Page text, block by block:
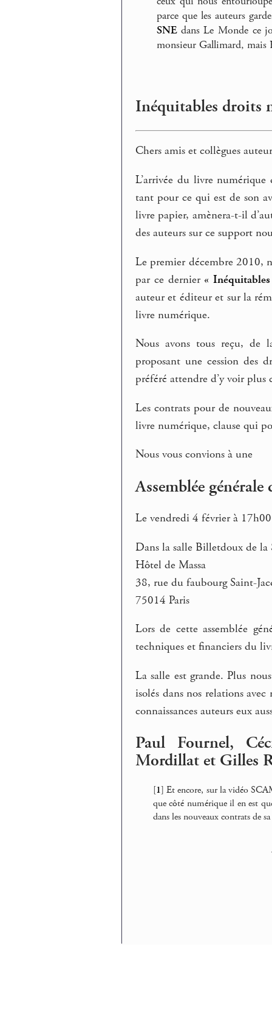
parce que les auteurs
SNEdans Le Monde ce
monsieur Gallimard, mais
Inéquitables droits
Chers amis et collègues
L’arrivée du livre
tant pour ce qui est de son
livre papier, amènera-t-il
des auteurs sur ce support
Le premier décembre 2010,
par ce dernier «
auteur et éditeur et sur la
livre numérique.
Nous avons tous reçu, de
proposant une cession des
préféré attendre d’y voir plus
Les contrats pour de
livre numérique, clause qui
Nous vous convions à une
Assemblée générale
Le vendredi 4 février à 17h00
Dans la salle Billetdoux de la
Hôtel de Massa
38, rue du faubourg Saint-
75014 Paris
Lors de cette assemblée
techniques et financiers du
La salle est grande. Plus
isolés dans nos relations
connaissances auteurs eux
Paul Fournel,
Mordillat et Gilles
[1] Et encore, sur la vidéo
que côté numérique il en est
dans les nouveaux contrats de